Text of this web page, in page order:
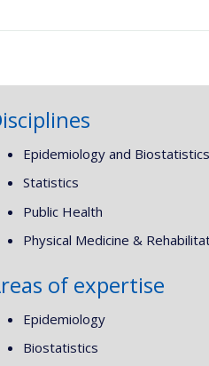
Epidemiology and Biostatistics
Statistics
Public Health
Physical Medicine &
of expertise
Epidemiology
Biostatistics